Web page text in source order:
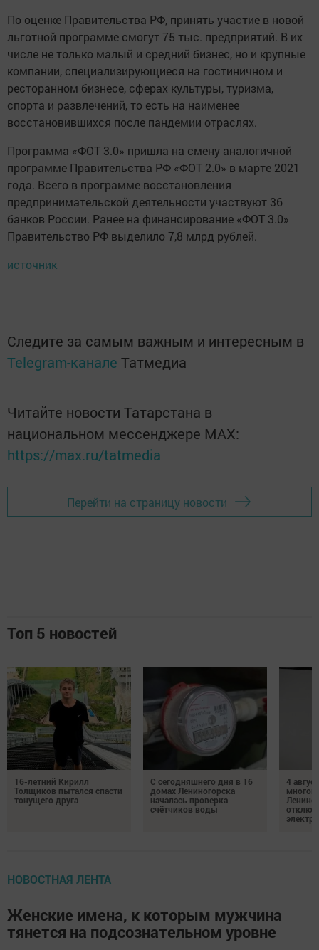
По оценке Правительства РФ, принять участие в новой
льготной программе смогут 75 тыс. предприятий. В их
числе не только малый и средний бизнес, но и крупные
компании, специализирующиеся на гостиничном и
ресторанном бизнесе, сферах культуры, туризма,
спорта и развлечений, то есть на наименее
восстановившихся после пандемии отраслях.
Программа «ФОТ 3.0» пришла на смену аналогичной
программе Правительства РФ «ФОТ 2.0» в марте 2021
года. Всего в программе восстановления
предпринимательской деятельности участвуют 36
банков России. Ранее на финансирование «ФОТ 3.0»
Правительство РФ выделило 7,8 млрд рублей.
источник
Следите за самым важным и интересным в
Telegram-канале Татмедиа
Читайте новости Татарстана в
национальном мессенджере MАХ:
https://max.ru/tatmedia
Перейти на страницу новости
Топ 5 новостей
16-летний Кирилл
Толщиков пытался спасти
тонущего друга
С сегодняшнего дня в 16
домах Лениногорска
началась проверка
счётчиков воды
4
НОВОСТНАЯ ЛЕНТА
Женские имена, к которым мужчина
тянется на подсознательном уровне